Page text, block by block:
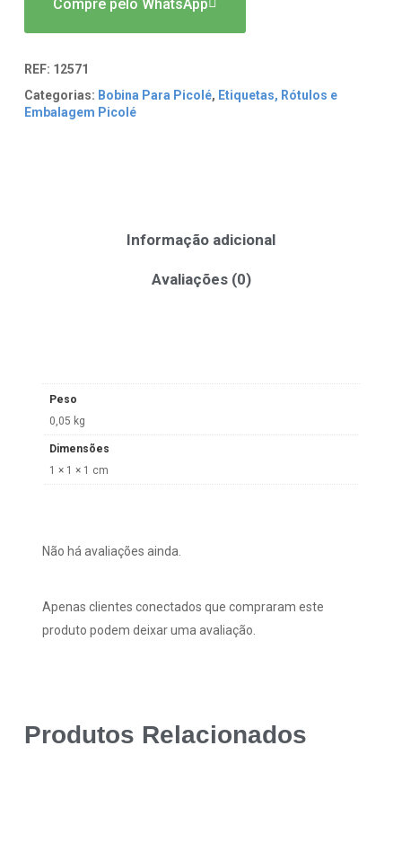
Compre pelo WhatsApp
REF: 12571
Categorias: Bobina Para Picolé, Etiquetas, Rótulos e
Embalagem Picolé
Informação adicional
Avaliações (0)
Peso
0,05 kg
Dimensões
1 × 1 × 1 cm
Não há avaliações ainda.
Apenas clientes conectados que compraram este
produto podem deixar uma avaliação.
Produtos Relacionados